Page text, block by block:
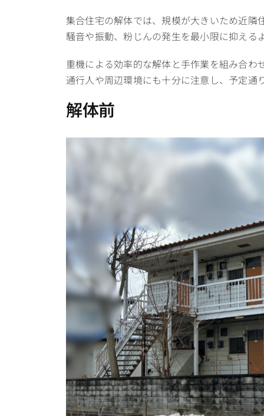
集合住宅の解体では、規模が大きいため近隣
騒音や振動、粉じんの発生を最小限に抑え
重機による効率的な解体と手作業を組み合わ
通行人や周辺環境にも十分に注意し、予定通
解体前